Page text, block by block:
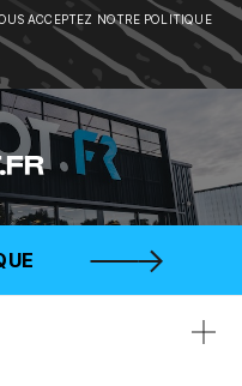
ACCEPTEZ NOTRE POLITIQUE